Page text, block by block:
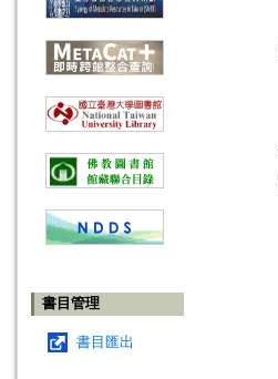
書目管理
書目匯出